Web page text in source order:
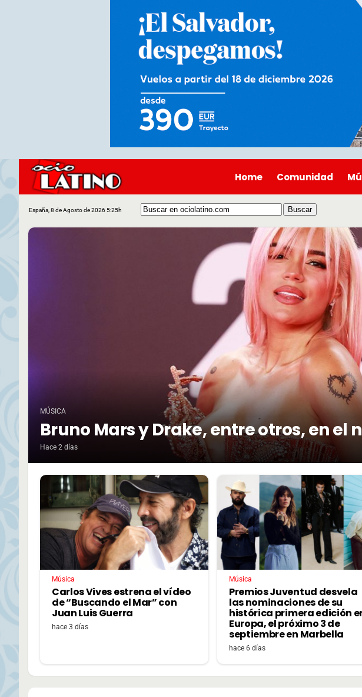
Home Comunidad
España, 8 de Agosto de 2026 5:25h
MÚSICA
Bruno Mars y Drake, entre otros, en el
Hace 2 días
Música
Carlos Vives estrena el vídeo
de “Buscando el Mar” con
Juan Luis Guerra
hace 3 días
Música
Premios Juventud desvela
las nominaciones de su
histórica primera edición
Europa, el próximo 3 de
septiembre en Marbella
hace 6 días